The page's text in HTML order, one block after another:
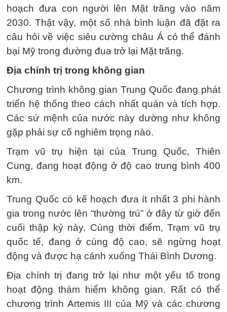
hoạch đưa con người lên Mặt trăng vào năm
2030. Thật vậy, một số nhà bình luận đã đặt ra
câu hỏi về việc siêu cường châu Á có thể đánh
bại Mỹ trong đường đua trở lại Mặt trăng.
Địa chính trị trong không gian
Chương trình không gian Trung Quốc đang phát
triển hệ thống theo cách nhất quán và tích hợp.
Các sứ mệnh của nước này dường như không
gặp phải sự cố nghiêm trọng nào.
Trạm vũ trụ hiện tại của Trung Quốc, Thiên
Cung, đang hoạt động ở độ cao trung bình 400
km.
Trung Quốc có kế hoạch đưa ít nhất 3 phi hành
gia trong nước lên “thường trú” ở đây từ giờ đến
cuối thập kỷ này. Cùng thời điểm, Trạm vũ trụ
quốc tế, đang ở cùng độ cao, sẽ ngừng hoạt
động và được hạ cánh xuống Thái Bình Dương.
Địa chính trị đang trở lại như một yếu tố trong
hoạt động thám hiểm không gian. Rất có thể
chương trình Artemis III của Mỹ và các chương